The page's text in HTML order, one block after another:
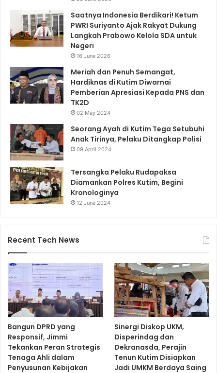
Saatnya Indonesia Berdikari! Ketum
PWRI Suriyanto Ajak Rakyat Dukung
Langkah Prabowo Kelola SDA untuk
Negeri
16 June 2026
Meriah dan Penuh Semangat,
Hardiknas di Kutim Diwarnai
Pemberian Apresiasi Kepada PNS dan
TK2D
02 May 2024
Seorang Ayah di Kutim Tega Setubuhi
Anak Tirinya, Pelaku Ditangkap Polisi
09 April 2024
Tersangka Pelaku Rudapaksa
Diamankan Polres Kutim, Begini
Kronologinya
12 June 2024
Recent Tech News
Bangun DPRD yang
Responsif, Jimmi
Tekankan Peran Strategis
Tenaga Ahli dalam
Penyusunan Kebijakan
Sinergi Diskop UKM,
Disperindag dan
Dekranasda, Perajin
Tenun Kutim Disiapkan
Jadi UMKM Berdaya Saing